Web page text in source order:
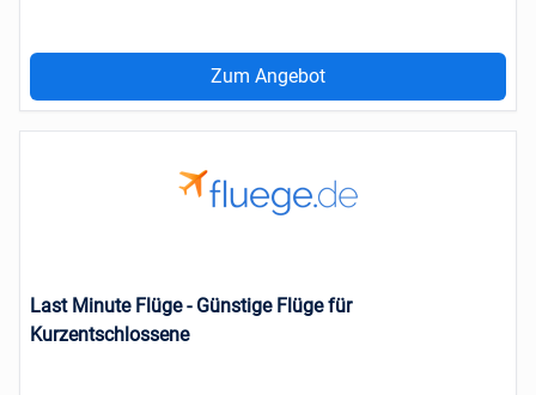
Zum Angebot
Last Minute Flüge - Günstige Flüge für
Kurzentschlossene